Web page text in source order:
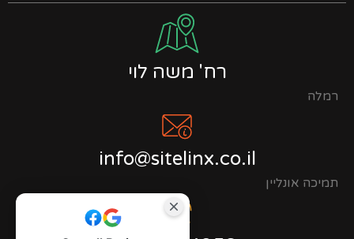
רח' משה לוי
רמלה
info@sitelinx.co.il
תמיכה אונליין